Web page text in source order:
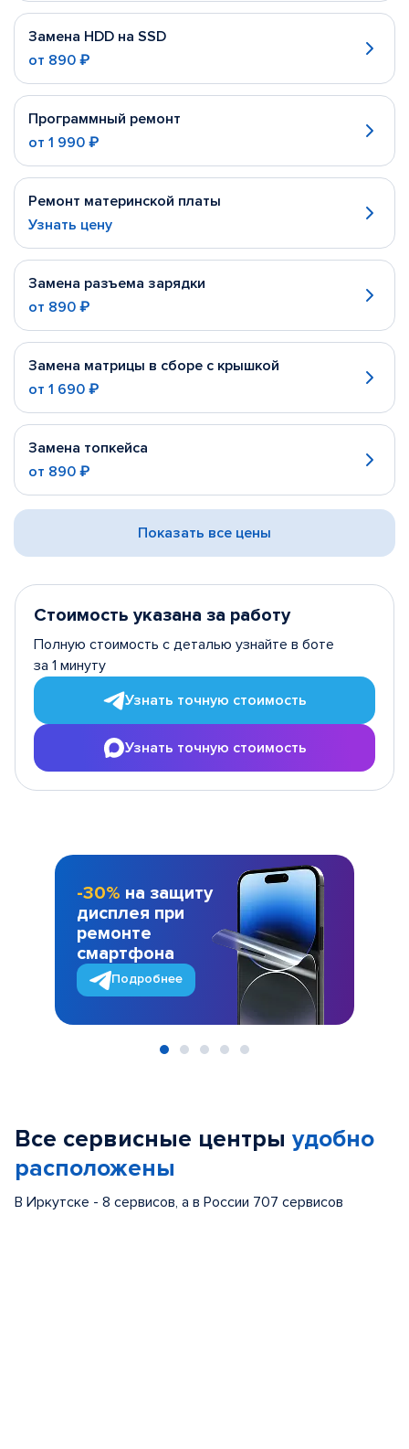
Замена HDD на SSD
от 890 ₽
Программный ремонт
от 1 990 ₽
Ремонт материнской платы
Узнать цену
Замена разъема зарядки
от 890 ₽
Замена матрицы в сборе с крышкой
от 1 690 ₽
Замена топкейса
от 890 ₽
Показать все цены
Стоимость указана за работу
Полную стоимость с деталью узнайте в боте
за 1 минуту
Узнать точную стоимость
Узнать точную стоимость
-30% на защиту
дисплея при
ремонте
смартфона
Подробнее
Все сервисные центры удобно
расположены
В Иркутске - 8 сервисов, а в России 707 сервисов